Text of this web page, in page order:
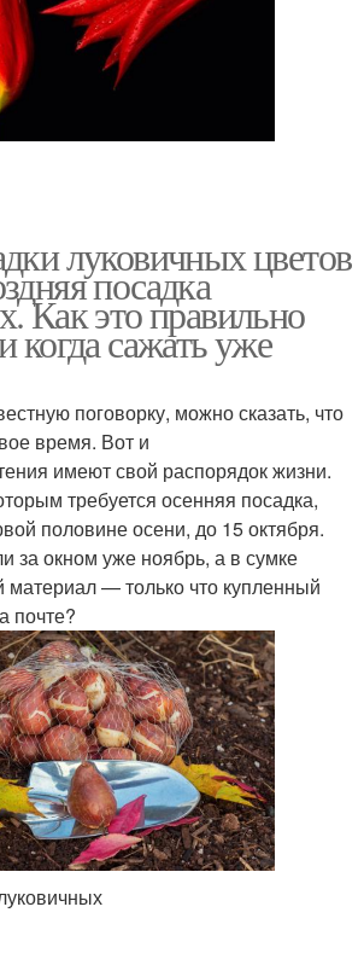
луковичных цветов
посадка
Как это правильно
когда сажать уже
поговорку, можно сказать, что
время. Вот и
имеют свой распорядок жизни.
требуется осенняя посадка,
половине осени, до 15 октября.
за окном уже ноябрь, а в сумке
материал — только что купленный
почте?